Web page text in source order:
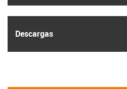
Descargas